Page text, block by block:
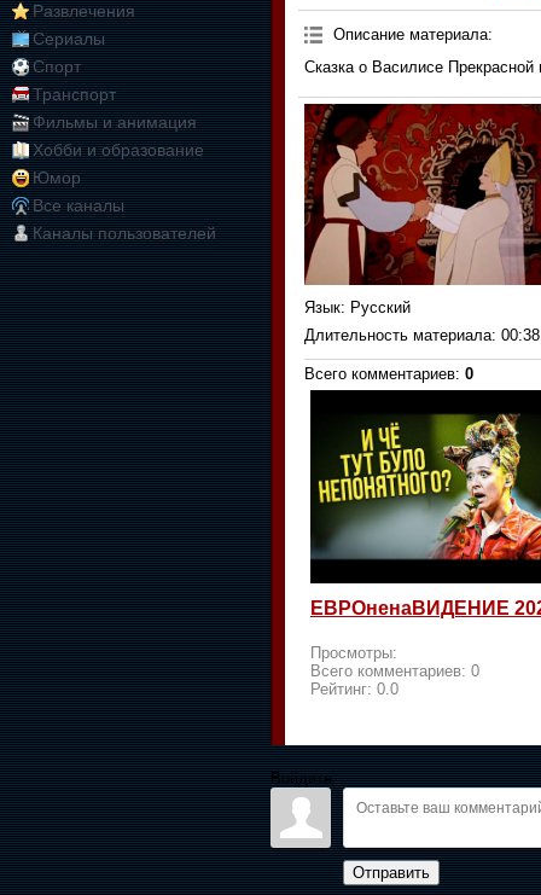
Развлечения
Сериалы
Спорт
Транспорт
Фильмы и анимация
Хобби и образование
Юмор
Все каналы
Каналы пользователей
Описание материала:
Сказка о Василисе
Язык: Русский
Длительность материала:
Всего комментариев: 0
ЕВРОненаВИДЕНИЕ
Просмотры:
Всего комментариев: 0
Рейтинг: 0.0
Войдите:
Отправить